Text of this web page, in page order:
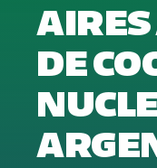
AIRES
DE